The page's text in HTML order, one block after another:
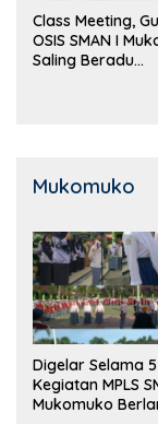
Class Meeting,
OSIS SMAN I
Saling Beradu
Mukomuko
Digelar Selama
Kegiatan MPLS
Mukomuko